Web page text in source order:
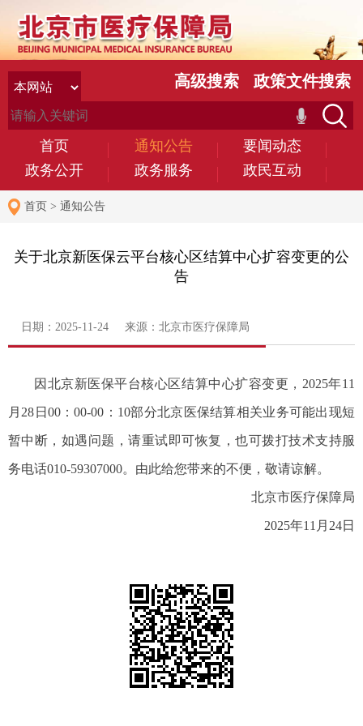
首页 通知公告
要闻动态
政务公开
政务服务 政民互动
高级搜索 政策文件搜索
首页 > 通知公告
关于北京新医保云平台核心区结算中心扩容变更的公
告
日期：2025-11-24 来源：北京市医疗保障局
因北京新医保平台核心区结算中心扩容变更，2025年11
月28日00：00-00：10部分北京医保结算相关业务可能出现短
暂中断，如遇问题，请重试即可恢复，也可拨打技术支持服
务电话010-59307000。由此给您带来的不便，敬请谅解。
北京市医疗保障局
2025年11月24日